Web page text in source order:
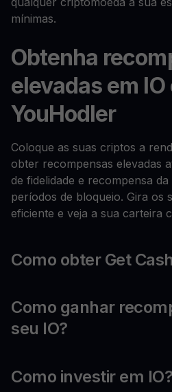
mínimas.
Obtenha
elevadas em IO
YouHodler
Coloque as suas criptos a
obter recompensas elevadas
de fidelidade e recompensa
períodos de bloqueio. Gira os
eficiente e veja a sua carteira
Como obter Get
Como ganhar
seu IO?
Como investir em IO?